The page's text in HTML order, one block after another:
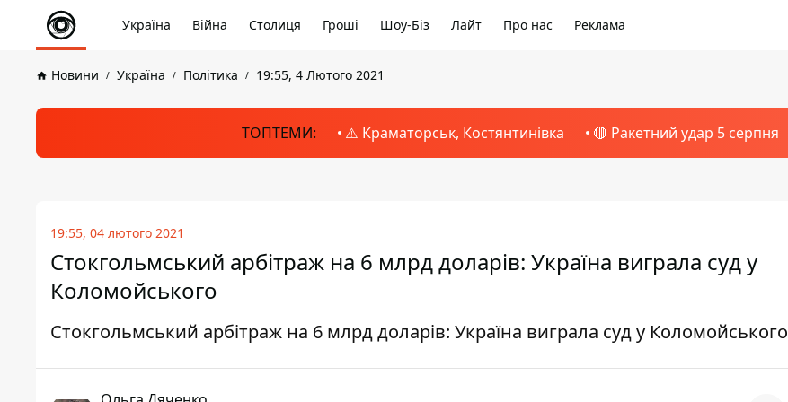
Україна Війна Столиця Гроші Шоу-Біз Лайт Про нас Реклама
Новини Україна Політика 19:55, 4 Лютого 2021
ТОПТЕМИ: ⚠️ Краматорськ, Костянтинівка 🔴 Ракетний удар 5 серпня
19:55, 04 лютого 2021
Стокгольмський арбітраж на 6 млрд доларів: Україна виграла суд у
Коломойського
Стокгольмський арбітраж на 6 млрд доларів: Україна виграла суд у Коломойського